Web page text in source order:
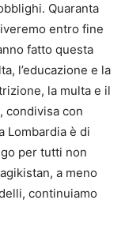
Quaranta
entro fine
fatto questa
l’educazione e la
la multa e il
condivisa con
Lombardia è di
per tutti non
a meno
continuiamo